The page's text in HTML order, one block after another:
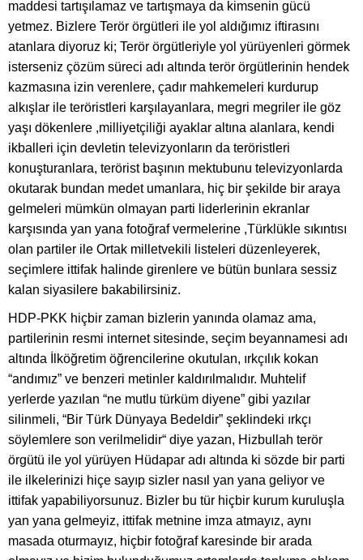
maddesi tartışılamaz ve tartışmaya da kimsenin gücü
yetmez. Bizlere Terör örgütleri ile yol aldığımız iftirasını
atanlara diyoruz ki; Terör örgütleriyle yol yürüyenleri görmek
isterseniz çözüm süreci adı altında terör örgütlerinin hendek
kazmasına izin verenlere, çadır mahkemeleri kurdurup
alkışlar ile teröristleri karşılayanlara, megri megriler ile göz
yaşı dökenlere ,milliyetçiliği ayaklar altına alanlara, kendi
ikballeri için devletin televizyonların da teröristleri
konuşturanlara, terörist başının mektubunu televizyonlarda
okutarak bundan medet umanlara, hiç bir şekilde bir araya
gelmeleri mümkün olmayan parti liderlerinin ekranlar
karşısında yan yana fotoğraf vermelerine ,Türklükle sıkıntısı
olan partiler ile Ortak milletvekili listeleri düzenleyerek,
seçimlere ittifak halinde girenlere ve bütün bunlara sessiz
kalan siyasilere bakabilirsiniz.
HDP-PKK hiçbir zaman bizlerin yanında olamaz ama,
partilerinin resmi internet sitesinde, seçim beyannamesi adı
altında İlköğretim öğrencilerine okutulan, ırkçılık kokan
“andımız” ve benzeri metinler kaldırılmalıdır. Muhtelif
yerlerde yazılan “ne mutlu türküm diyene” gibi yazılar
silinmeli, “Bir Türk Dünyaya Bedeldir” şeklindeki ırkçı
söylemlere son verilmelidir“ diye yazan, Hizbullah terör
örgütü ile yol yürüyen Hüdapar adı altında ki sözde bir parti
ile ilkelerinizi hiçe sayıp sizler nasıl yan yana geliyor ve
ittifak yapabiliyorsunuz. Bizler bu tür hiçbir kurum kuruluşla
yan yana gelmeyiz, ittifak metnine imza atmayız, aynı
masada oturmayız, hiçbir fotoğraf karesinde bir arada